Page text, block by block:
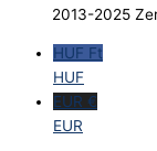
2013-2025
HUF Ft
HUF
EUR €
EUR